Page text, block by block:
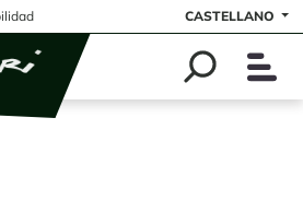
CASTELLANO